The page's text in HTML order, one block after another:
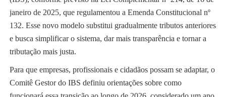
janeiro de 2025, que regulamentou a Emenda Constitucional nº
132. Esse novo modelo substitui gradualmente tributos anteriores
e busca simplificar o sistema, dar mais transparência e tornar a
tributação mais justa.
Para que empresas, profissionais e cidadãos possam se adaptar, o
Comitê Gestor do IBS definiu orientações sobre como